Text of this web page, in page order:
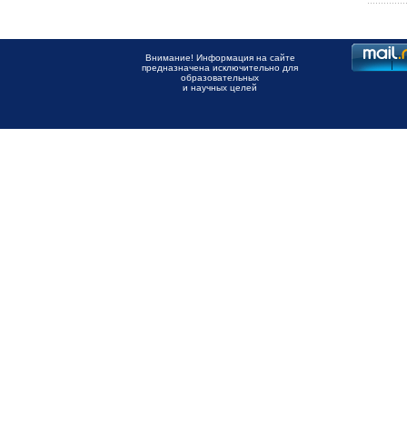
Внимание! Информация на сайте
предназначена исключительно для
образовательных
и научных целей